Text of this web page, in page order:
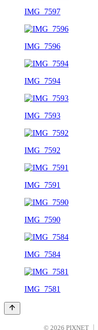
IMG_7597
IMG_7596
IMG_7594
IMG_7593
IMG_7592
IMG_7591
IMG_7590
IMG_7584
IMG_7581
© 2026 PIXNET